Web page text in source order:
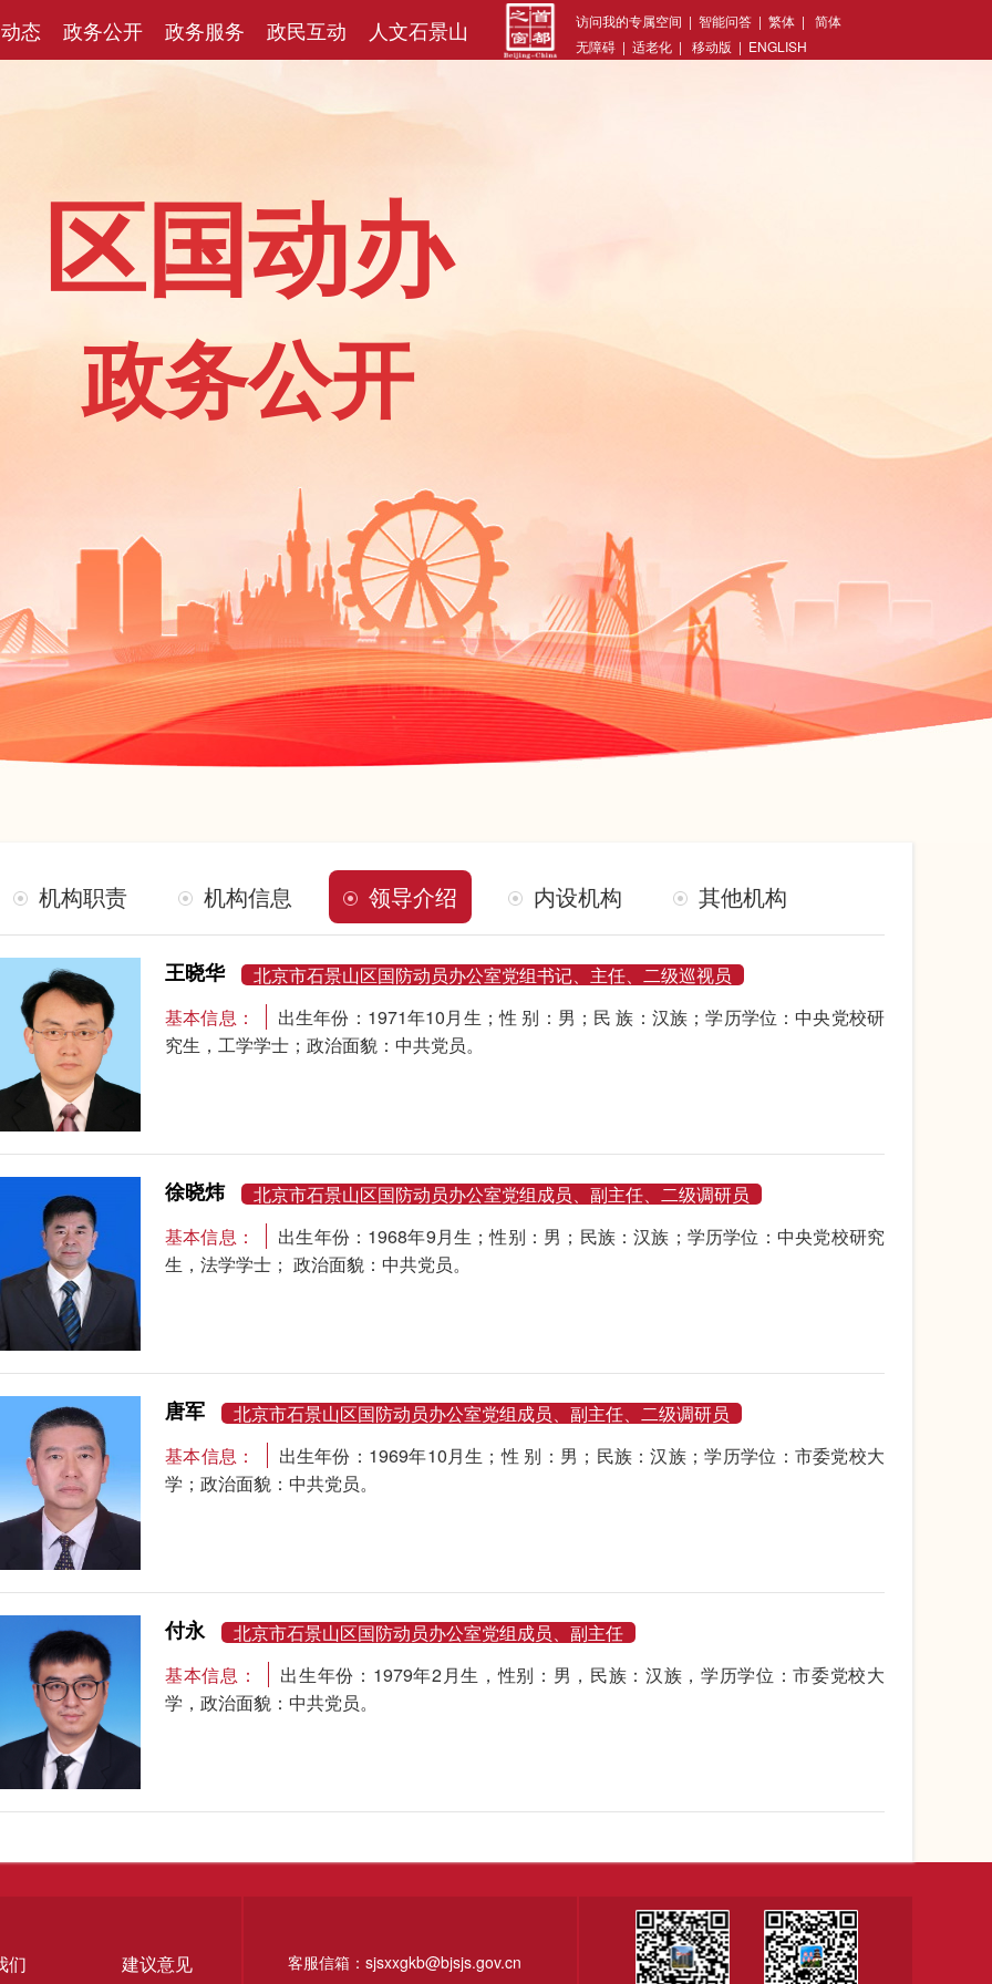
态 政务公开 政务服务 政民互动 人文石景山 访问我的专属空间 | 智能问答 | 繁体 | 简体
无障碍 | 适老化 | 移动版 | ENGLISH
区国动办
政务公开
机构职责 机构信息 领导介绍 内设机构 其他机构
王晓华
北京市石景山区国防动员办公室党组书记、主任、二级巡视员
基本信息：
出生年份：1971年10月生；性 别：男；民 族：汉族；学历学位：中央党校研
究生，工学学士；政治面貌：中共党员。
徐晓炜
北京市石景山区国防动员办公室党组成员、副主任、二级调研员
基本信息：
出生年份：1968年9月生；性别：男；民族：汉族；学历学位：中央党校研究
生，法学学士； 政治面貌：中共党员。
唐军
北京市石景山区国防动员办公室党组成员、副主任、二级调研员
基本信息：
出生年份：1969年10月生；性 别：男；民族：汉族；学历学位：市委党校大
学；政治面貌：中共党员。
付永
北京市石景山区国防动员办公室党组成员、副主任
基本信息：
出生年份：1979年2月生，性别：男，民族：汉族，学历学位：市委党校大
学，政治面貌：中共党员。
们 建议意见 客服信箱：sjsxxgkb@bjsjs.gov.cn